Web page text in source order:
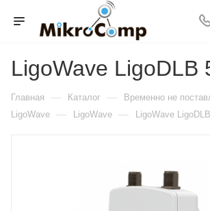
LigoWave LigoDLB
Главная — Каталог — Временно не
LigoWave — LigoWave — LigoWave